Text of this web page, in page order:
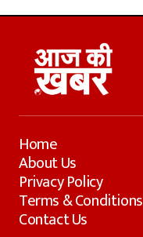
Home
About Us
Privacy Policy
Terms & Conditions
Contact Us